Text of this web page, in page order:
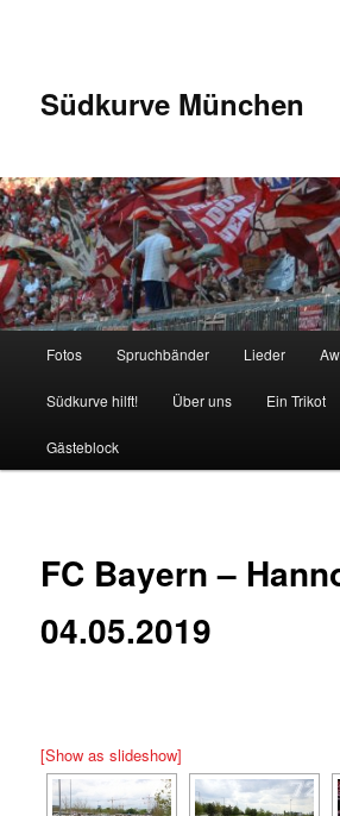
Südkurve München
Fotos Spruchbänder Lieder
Südkurve hilft! Über uns Ein Trikot
Gästeblock
FC Bayern –
04.05.2019
[Show as slideshow]